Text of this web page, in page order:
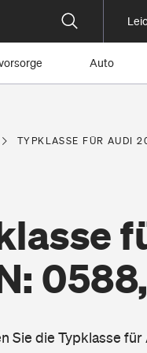
Auto
TYPKLASSE FÜR AUDI
Sie die Typklasse